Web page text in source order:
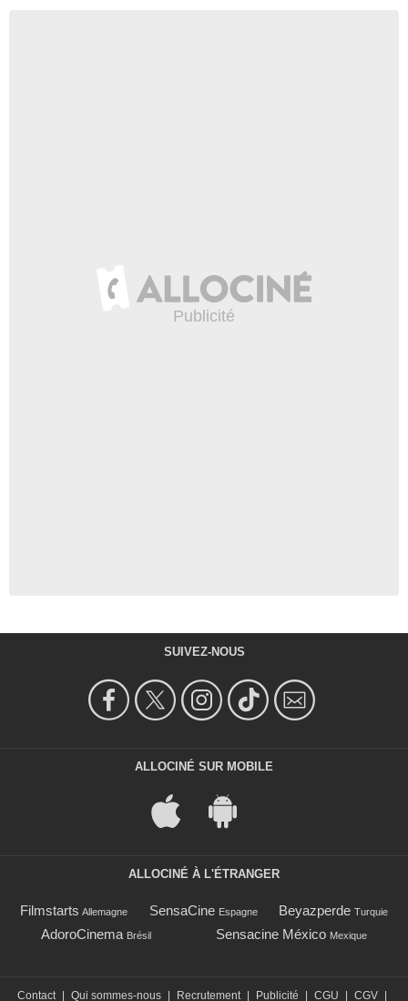
SUIVEZ-NOUS
ALLOCINÉ SUR MOBILE
ALLOCINÉ À L'ÉTRANGER
Filmstarts Allemagne SensaCine Espagne Beyazperde Turquie
AdoroCinema Brésil Sensacine México Mexique
Contact Qui sommes-nous Recrutement Publicité CGU CGV